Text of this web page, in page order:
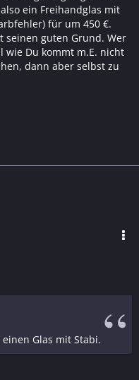
ein Freihandglas mit
für um 450 €.
seinen guten Grund. Wer
wie Du kommt m.E. nicht
dann aber selbst zu
Glas mit Stabi.